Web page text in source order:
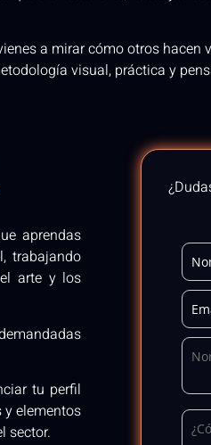
a mirar cómo otros hacen
visual, práctica y
aprendas
trabajando
arte y los
tu perfil
elementos
sector.